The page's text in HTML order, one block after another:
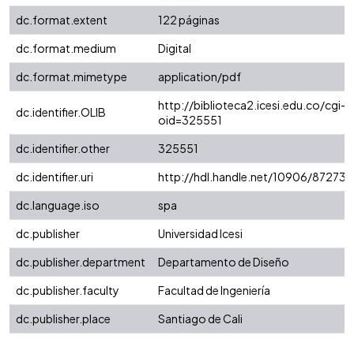
dc.format.extent
122 páginas
dc.format.medium
Digital
dc.format.mimetype
application/pdf
dc.identifier.OLIB
http://biblioteca2.icesi.edu.co/cgi-
oid=325551
dc.identifier.other
325551
dc.identifier.uri
http://hdl.handle.net/10906/87273
dc.language.iso
spa
dc.publisher
Universidad Icesi
dc.publisher.department
Departamento de Diseño
dc.publisher.faculty
Facultad de Ingeniería
dc.publisher.place
Santiago de Cali